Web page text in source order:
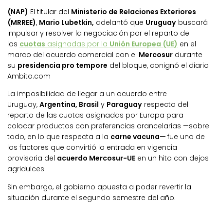
(NAP) El titular del Ministerio de Relaciones Exteriores
(MRREE), Mario Lubetkin, adelantó que Uruguay buscará
impulsar y resolver la negociación por el reparto de
las cuotas asignadas por la Unión Europea (UE) en el
marco del acuerdo comercial con el Mercosur durante
su presidencia pro tempore del bloque, conignó el diario
Ambito.com
La imposibilidad de llegar a un acuerdo entre
Uruguay, Argentina, Brasil y Paraguay respecto del
reparto de las cuotas asignadas por Europa para
colocar productos con preferencias arancelarias —sobre
todo, en lo que respecta a la carne vacuna— fue uno de
los factores que convirtió la entrada en vigencia
provisoria del acuerdo Mercosur-UE en un hito con dejos
agridulces.
Sin embargo, el gobierno apuesta a poder revertir la
situación durante el segundo semestre del año.